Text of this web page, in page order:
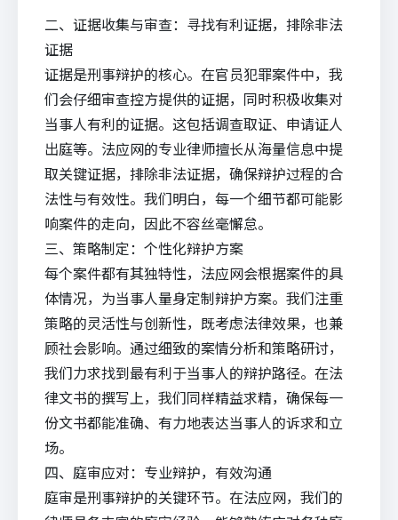
二、证据收集与审查：寻找有利证据，排除非法
证据
证据是刑事辩护的核心。在官员犯罪案件中，我
们会仔细审查控方提供的证据，同时积极收集对
当事人有利的证据。这包括调查取证、申请证人
出庭等。法应网的专业律师擅长从海量信息中提
取关键证据，排除非法证据，确保辩护过程的合
法性与有效性。我们明白，每一个细节都可能影
响案件的走向，因此不容丝毫懈怠。
三、策略制定：个性化辩护方案
每个案件都有其独特性，法应网会根据案件的具
体情况，为当事人量身定制辩护方案。我们注重
策略的灵活性与创新性，既考虑法律效果，也兼
顾社会影响。通过细致的案情分析和策略研讨，
我们力求找到最有利于当事人的辩护路径。在法
律文书的撰写上，我们同样精益求精，确保每一
份文书都能准确、有力地表达当事人的诉求和立
场。
四、庭审应对：专业辩护，有效沟通
庭审是刑事辩护的关键环节。在法应网，我们的